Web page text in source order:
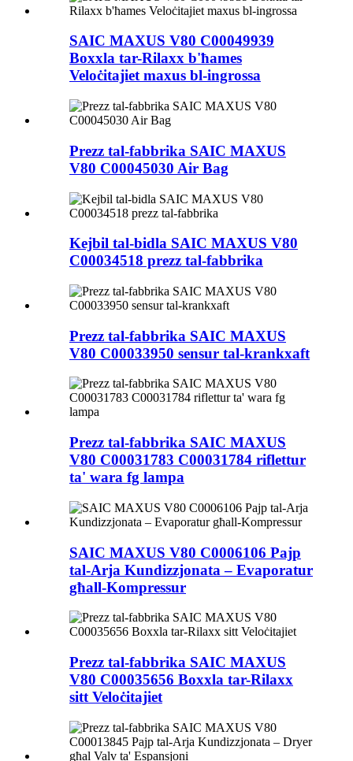
SAIC MAXUS V80 C00049939
Boxxla tar-Rilaxx b'ħames
Veloċitajiet maxus bl-ingrossa
Prezz tal-fabbrika SAIC MAXUS
V80 C00045030 Air Bag
Kejbil tal-bidla SAIC MAXUS V80
C00034518 prezz tal-fabbrika
Prezz tal-fabbrika SAIC MAXUS
V80 C00033950 sensur tal-krankxaft
Prezz tal-fabbrika SAIC MAXUS
V80 C00031783 C00031784 riflettur
ta' wara fg lampa
SAIC MAXUS V80 C0006106 Pajp
tal-Arja Kundizzjonata – Evaporatur
għall-Kompressur
Prezz tal-fabbrika SAIC MAXUS
V80 C00035656 Boxxla tar-Rilaxx
sitt Veloċitajiet